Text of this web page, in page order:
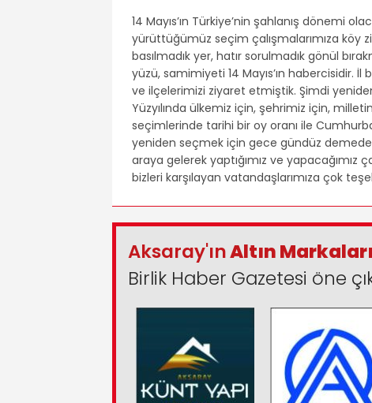
14 Mayıs’ın Türkiye’nin şahlanış dönemi
yürüttüğümüz seçim çalışmalarımıza köy
basılmadık yer, hatır sorulmadık gönül
yüzü, samimiyeti 14 Mayıs’ın habercisidir.
ve ilçelerimizi ziyaret etmiştik. Şimdi
Yüzyılında ülkemiz için, şehrimiz için,
seçimlerinde tarihi bir oy oranı ile
yeniden seçmek için gece gündüz
araya gelerek yaptığımız ve yapacağımız
bizleri karşılayan vatandaşlarımıza çok
Aksaray'ınAltın Markaları
Birlik Haber Gazetesi öne